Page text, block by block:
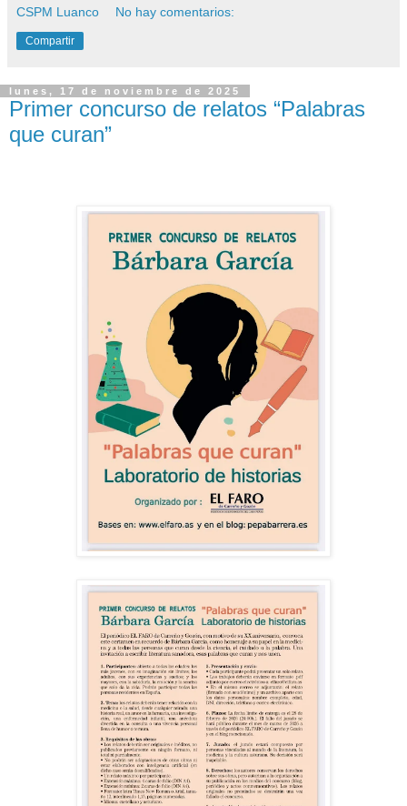
CSPM Luanco No hay comentarios:
Compartir
lunes, 17 de noviembre de 2025
Primer concurso de relatos “Palabras
que curan”